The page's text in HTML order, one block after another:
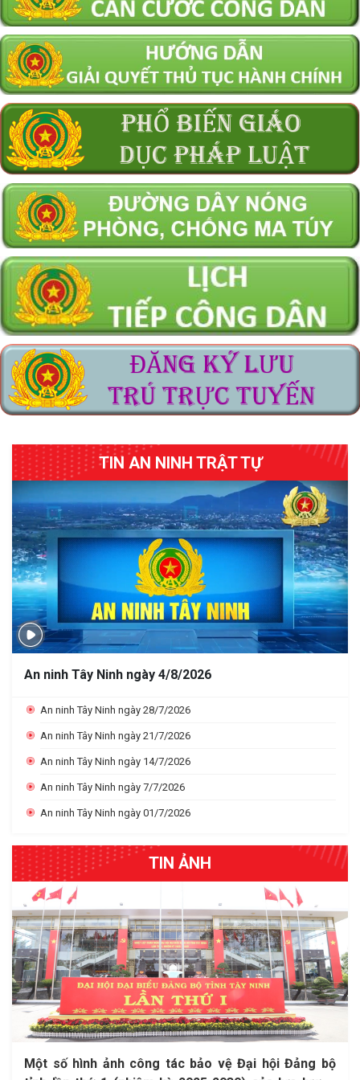
TIN AN NINH TRẬT TỰ
An ninh Tây Ninh ngày 4/8/2026
An ninh Tây Ninh ngày 28/7/2026
An ninh Tây Ninh ngày 21/7/2026
An ninh Tây Ninh ngày 14/7/2026
An ninh Tây Ninh ngày 7/7/2026
An ninh Tây Ninh ngày 01/7/2026
TIN ẢNH
Chào mừng Đại hội Đại biểu toàn quốc lần thứ XIV
của Đảng
Đại hội Đại biểu toàn quốc của Đảng - Mốc son lịch
Người dân cần thực hiện đúng quy định về sử dụng
Một số hình ảnh công tác bảo vệ Đại hội Đảng bộ
Hướng dẫn kỹ năng xử lý khi mắc kẹt trong phương